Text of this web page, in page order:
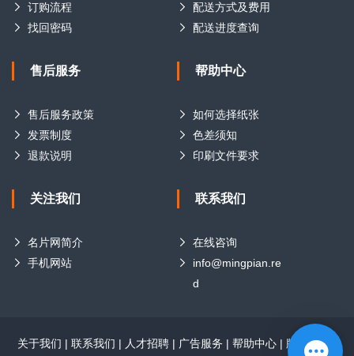
订购流程
找回密码
配送方式及费用
配送进度查询
售后服务
售后服务政策
发票制度
退款说明
帮助中心
如何选择纸张
色差须知
印刷文件要求
关注我们
名片网简介
手机网站
联系我们
在线咨询
info@mingpian.re
d
关于我们 | 联系我们 | 人才招聘 | 广告服务 | 帮助中心 | 版权声明